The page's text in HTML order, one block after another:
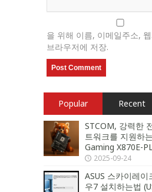
을 위해 이름, 이메일주소,
브라우저에 저장.
Popular Recent
STCOM, 강력한
트워크를 지원하
Gaming X870E-
2025-09-24
ASUS 스카이레
우7 설치하는법